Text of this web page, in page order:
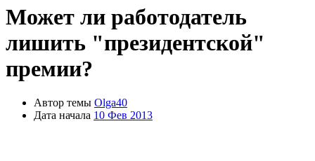
Может ли работодатель
лишить "президентской"
премии?
Автор темы Olga40
Дата начала 10 Фев 2013